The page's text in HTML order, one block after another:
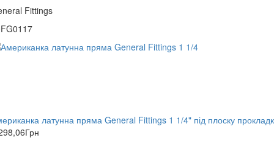
Fittings
латунна пряма General Fittings 1 1/4" під плоску
Грн